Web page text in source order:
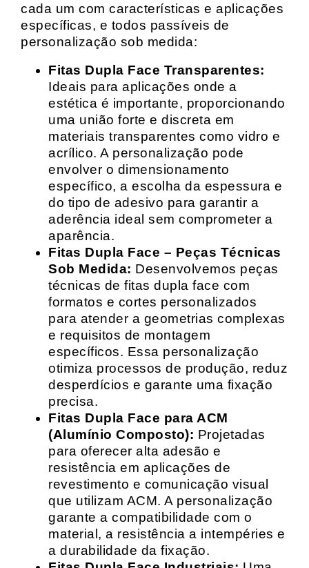
cada um com características e aplicações
específicas, e todos passíveis de
personalização sob medida:
Fitas Dupla Face Transparentes:
Ideais para aplicações onde a
estética é importante, proporcionando
uma união forte e discreta em
materiais transparentes como vidro e
acrílico. A personalização pode
envolver o dimensionamento
específico, a escolha da espessura e
do tipo de adesivo para garantir a
aderência ideal sem comprometer a
aparência.
Fitas Dupla Face – Peças Técnicas
Sob Medida: Desenvolvemos peças
técnicas de fitas dupla face com
formatos e cortes personalizados
para atender a geometrias complexas
e requisitos de montagem
específicos. Essa personalização
otimiza processos de produção, reduz
desperdícios e garante uma fixação
precisa.
Fitas Dupla Face para ACM
(Alumínio Composto): Projetadas
para oferecer alta adesão e
resistência em aplicações de
revestimento e comunicação visual
que utilizam ACM. A personalização
garante a compatibilidade com o
material, a resistência a intempéries e
a durabilidade da fixação.